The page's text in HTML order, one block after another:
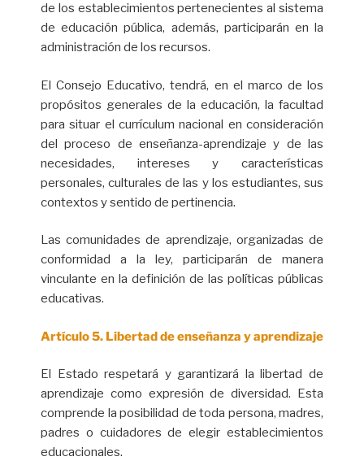
de los establecimientos pertenecientes al sistema
de educación pública, además, participarán en la
administración de los recursos.
El Consejo Educativo, tendrá, en el marco de los
propósitos generales de la educación, la facultad
para situar el currículum nacional en consideración
del proceso de enseñanza-aprendizaje y de las
necesidades, intereses y características
personales, culturales de las y los estudiantes, sus
contextos y sentido de pertinencia.
Las comunidades de aprendizaje, organizadas de
conformidad a la ley, participarán de manera
vinculante en la definición de las políticas públicas
educativas.
Artículo 5. Libertad de enseñanza y aprendizaje
El Estado respetará y garantizará la libertad de
aprendizaje como expresión de diversidad. Esta
comprende la posibilidad de toda persona, madres,
padres o cuidadores de elegir establecimientos
educacionales.